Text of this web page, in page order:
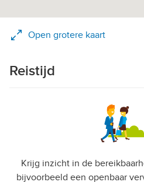
Open grotere kaart
Reistijd
Krijg inzicht in de
bijvoorbeeld een openbaar